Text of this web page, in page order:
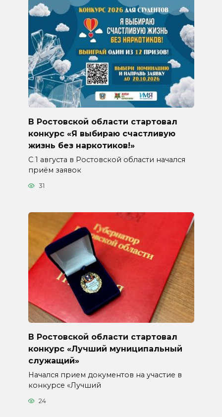
В Ростовской области стартовал
конкурс «Я выбираю счастливую
жизнь без наркотиков!»
С 1 августа в Ростовской области начался
приём заявок
31
В Ростовской области стартовал
конкурс «Лучший муниципальный
служащий»
Начался прием документов на участие в
конкурсе «Лучший
24